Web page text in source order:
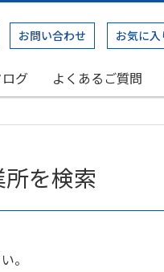
お問い合わせ お気に入
グ よくあるご質問
を検索
。